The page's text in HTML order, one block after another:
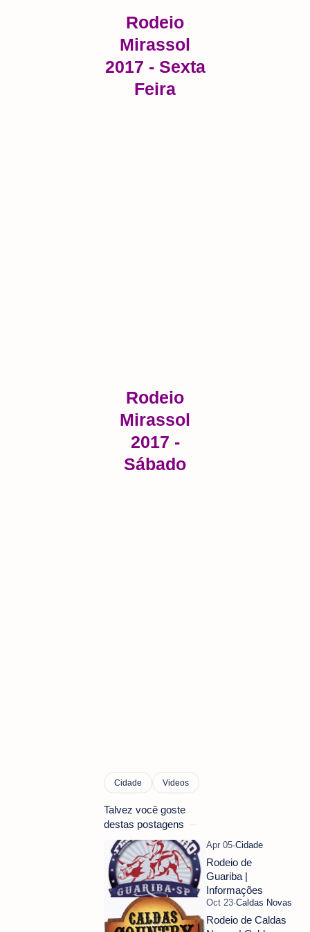
Rodeio
Mirassol
2017 - Sexta
Feira
Rodeio
Mirassol
2017 -
Sábado
Talvez você goste
destas postagens
Rodeio de
Guariba |
Informações
Rodeio de Caldas